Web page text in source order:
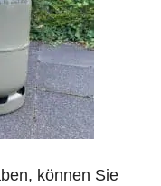
können Sie